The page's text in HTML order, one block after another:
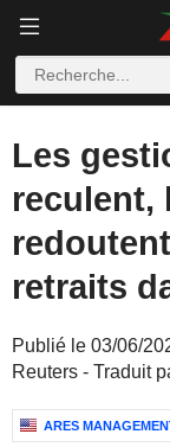
Les
reculent,
retraits
Publié le 03/06/
Reuters - Traduit
ARES